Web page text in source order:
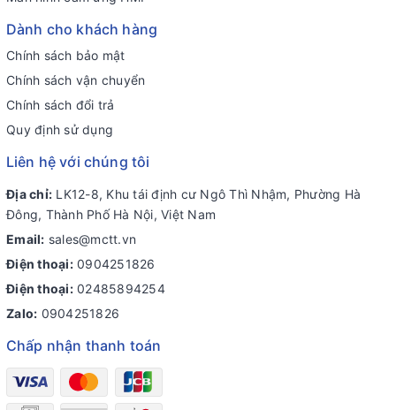
Dành cho khách hàng
Chính sách bảo mật
Chính sách vận chuyển
Chính sách đổi trả
Quy định sử dụng
Liên hệ với chúng tôi
Địa chỉ: LK12-8, Khu tái định cư Ngô Thì Nhậm, Phường Hà
Đông, Thành Phố Hà Nội, Việt Nam
Email: sales@mctt.vn
Điện thoại: 0904251826
Điện thoại: 02485894254
Zalo: 0904251826
Chấp nhận thanh toán